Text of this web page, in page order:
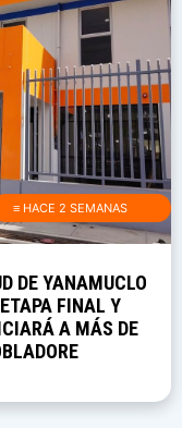
≡ HACE 2 SEMANAS
DE YANAMUCLO
FINAL Y
A MÁS DE